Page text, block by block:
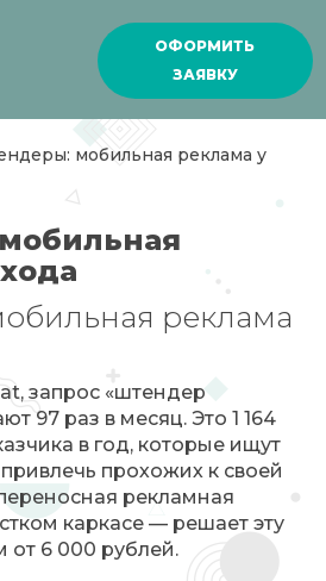
ОФОРМИТЬ
ЗАЯВКУ
мобильная реклама у
реклама
запрос «штендер
97 раз в месяц. Это 1 164
в год, которые ищут
прохожих к своей
рекламная
каркасе — решает эту
от 6 000 рублей.